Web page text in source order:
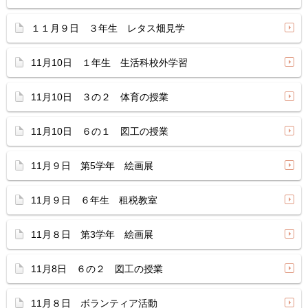
１１月９日 ３年生 レタス畑見学
11月10日 １年生 生活科校外学習
11月10日 ３の２ 体育の授業
11月10日 ６の１ 図工の授業
11月９日 第5学年 絵画展
11月９日 ６年生 租税教室
11月８日 第3学年 絵画展
11月8日 ６の２ 図工の授業
11月８日 ボランティア活動